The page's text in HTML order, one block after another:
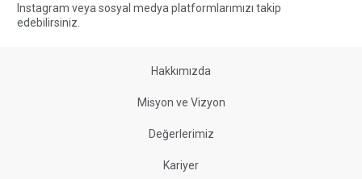
Instagram veya sosyal medya platformlarımızı takip
edebilirsiniz.
Hakkımızda
Misyon ve Vizyon
Değerlerimiz
Kariyer